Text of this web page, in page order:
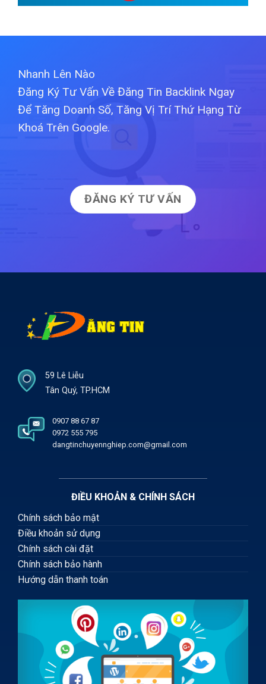
Nhanh Lên Nào
Đăng Ký Tư Vấn Về Đăng Tin Backlink Ngay
Để Tăng Doanh Số, Tăng Vị Trí Thứ Hạng Từ
Khoá Trên Google.
ĐĂNG KÝ TƯ VẤN
59 Lê Liễu
Tân Quý, TP.HCM
0907 88 67 87
0972 555 795
dangtinchuyennghiep.com@gmail.com
ĐIỀU KHOẢN & CHÍNH SÁCH
Chính sách bảo mật
Điều khoản sử dụng
Chính sách cài đặt
Chính sách bảo hành
Hướng dẫn thanh toán